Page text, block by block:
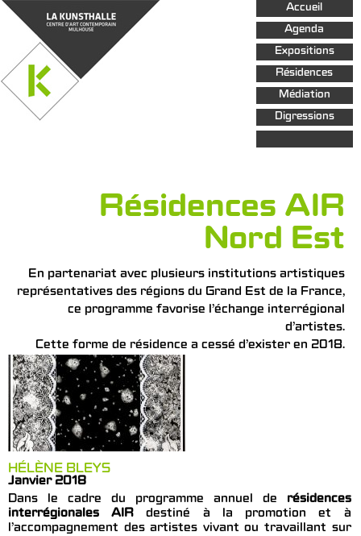
Aller au
contenu
principal
Accueil
Agenda
Expositions
Résidences
Médiation
Digressions
Résidences AIR
Nord Est
En partenariat avec plusieurs institutions artistiques
représentatives des régions du Grand Est de la France,
ce programme favorise l’échange interrégional
d’artistes.
Cette forme de résidence a cessé d’exister en 2018.
HÉLÈNE BLEYS
Janvier 2018
Dans le cadre du programme annuel de résidences
interrégionales AIR destiné à la promotion et à
l’accompagnement des artistes vivant ou travaillant sur